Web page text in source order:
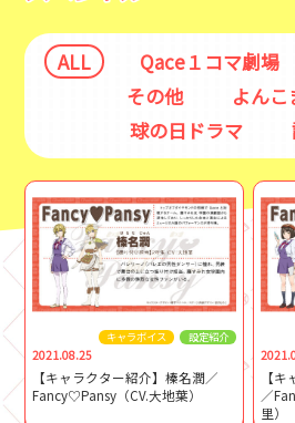
ALL Qace１コマ劇場
その他
よんこ
球の日ドラマ
キャラボイス 設定紹介
2021.08.25
【キャラクター紹介】榛名潤／
Fancy♡Pansy（CV.大地葉）
【
／
里）